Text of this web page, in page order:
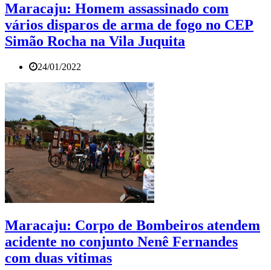
Maracaju: Homem assassinado com
vários disparos de arma de fogo no CEP
Simão Rocha na Vila Juquita
24/01/2022
Maracaju: Corpo de Bombeiros atendem
acidente no conjunto Nenê Fernandes
com duas vitimas